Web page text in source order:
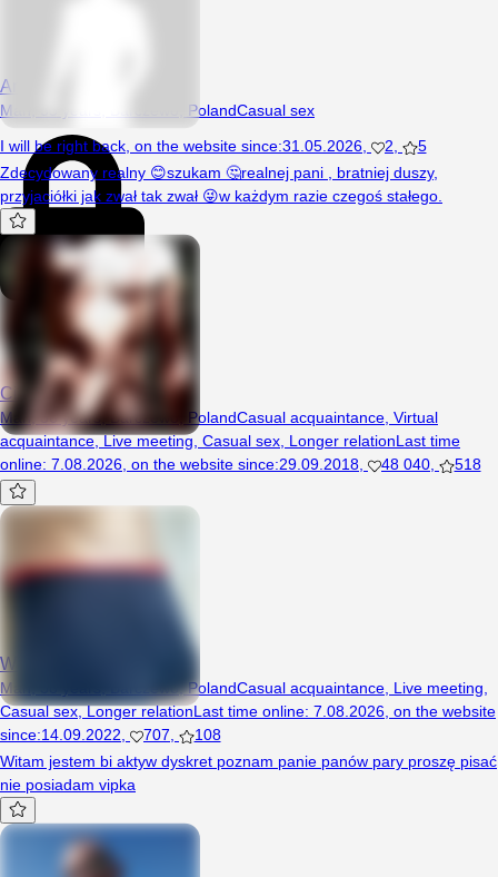
Andrzej710120
Man, 55 years, Barczewo, PolandCasual sex
I will be right back, on the website since:31.05.2026, 2,
5
Zdecydowany realny 😊szukam 🤔realnej pani , bratniej duszy,
przyjaciółki jak zwał tak zwał 😜w każdym razie czegoś stałego.
Cichy98
Man, 36 years, Barczewo, PolandCasual acquaintance Virtual
acquaintance,Live meeting Casual sex Longer relationLast time
online: 7.08.2026 on the website since:29.09.2018 48 040 518
Wojtekk34
Man, 38 years, Barczewo, PolandCasual acquaintance, Live meeting,
Casual sex,Longer relationLast time online: 7.08.2026, on the website
since:14.09.2022, 707,
108
Witam jestem bi aktyw dyskret poznam panie panów pary proszę pisać
nie posiadam vipka